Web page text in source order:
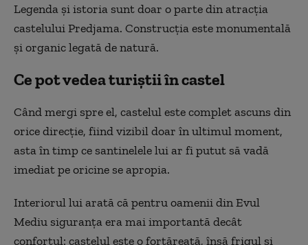
Legenda și istoria sunt doar o parte din atracția
castelului Predjama. Construcția este monumentală
și organic legată de natură.
Ce pot vedea turiștii în castel
Când mergi spre el, castelul este complet ascuns din
orice direcție, fiind vizibil doar în ultimul moment,
asta în timp ce santinelele lui ar fi putut să vadă
imediat pe oricine se apropia.
Interiorul lui arată că pentru oamenii din Evul
Mediu siguranța era mai importantă decât
confortul: castelul este o fortăreață, însă frigul și